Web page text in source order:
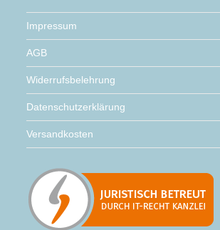
Impressum
AGB
Widerrufsbelehrung
Datenschutzerklärung
Versandkosten